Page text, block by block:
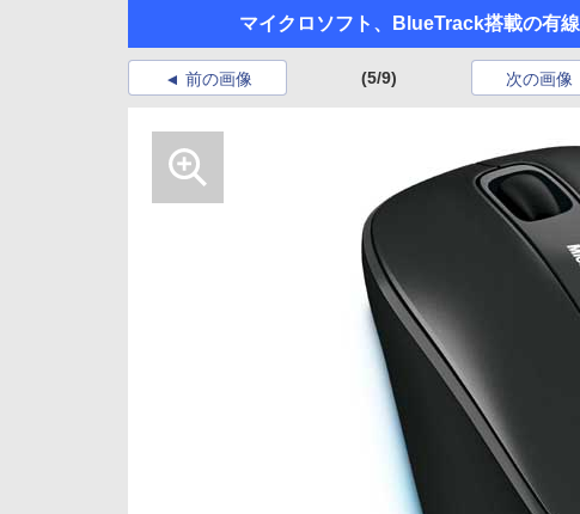
マイクロソフト、BlueTrack搭載の有
前の画像 (5/9) 次の画像